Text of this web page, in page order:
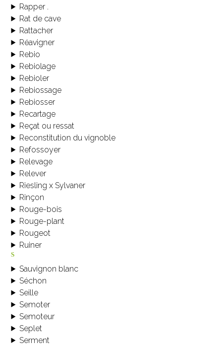
Rapper .
Rat de cave
Rattacher
Réavigner
Rebio
Rebiolage
Rebioler
Rebiossage
Rebiosser
Recartage
Reçat ou ressat
Reconstitution du vignoble
Refossoyer
Relevage
Relever
Riesling x Sylvaner
Rinçon
Rouge-bois
Rouge-plant
Rougeot
Ruiner
s
Sauvignon blanc
Séchon
Seille
Semoter
Semoteur
Seplet
Serment